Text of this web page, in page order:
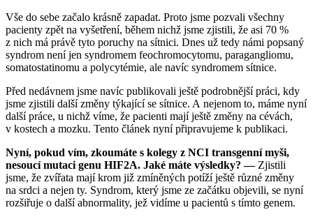
Vše do sebe začalo krásně zapadat. Proto jsme pozvali všechny
pacienty zpět na vyšetření, během nichž jsme zjistili, že asi 70 %
z nich má právě tyto poruchy na sítnici. Dnes už tedy námi popsaný
syndrom není jen syndromem feochromocytomu, paragangliomu,
somatostatinomu a polycytémie, ale navíc syndromem sítnice.
Před nedávnem jsme navíc publikovali ještě podrobnější práci, kdy
jsme zjistili další změny týkající se sítnice. A nejenom to, máme nyní
další práce, u nichž víme, že pacienti mají ještě změny na cévách,
v kostech a mozku. Tento článek nyní připravujeme k publikaci.
Nyní, pokud vím, zkoumáte s kolegy z NCI transgenní myši,
nesoucí mutaci genu HIF2A. Jaké máte výsledky? — Zjistili
jsme, že zvířata mají krom již zmíněných potíží ještě různé změny
na srdci a nejen ty. Syndrom, který jsme ze začátku objevili, se nyní
rozšiřuje o další abnormality, jež vidíme u pacientů s tímto genem.